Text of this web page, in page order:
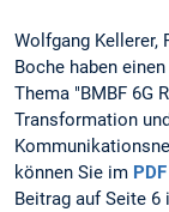
Wolfgang Kellerer,
Boche haben
Thema "BMBF 6G
Transformation
können Sie im
Beitrag auf Seite 6